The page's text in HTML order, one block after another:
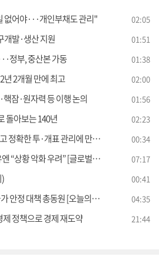
없어야···개인부채도 관리" 02:05
개발·생산 지원 01:51
정부, 중산본 가동 01:38
2개월 만에 최고 02:00
잠·원자력 등 이행 논의 01:56
돌아보는 140년 02:23
확한 투·개표 관리에 만전" 00:34
황 악화 우려” [글로벌 핫이슈] 07:17
00:41
정 대책 총동원 [오늘의 이슈] 04:35
정책으로 경제 재도약 21:44